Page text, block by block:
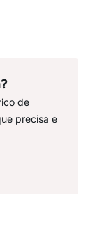
de
precisa e